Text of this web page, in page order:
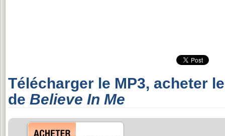
Télécharger le MP3, acheter
de Believe In Me